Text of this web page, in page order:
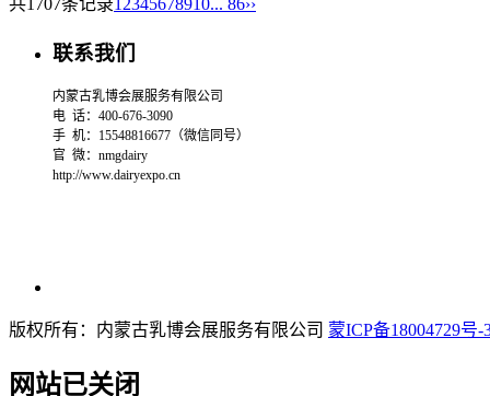
共1707条记录1 2345678910... 86››
联系我们
内蒙古乳博会展服务有限公司
电 话：400-676-3090
手 机：15548816677（微信同号）
官 微： nmgdairy
http://www.dairyexpo.cn
版权所有：内蒙古乳博会展服务有限公司 蒙ICP备18004729号-
网站已关闭